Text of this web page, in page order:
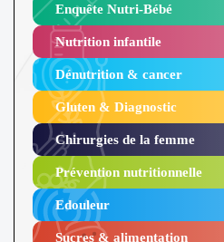
Enquête Nutri-Bébé ​
Nutrition infantile
Dénutrition & cancer
Gluten & Diagnostic
Chirurgies de la femme
Prévention nutritionnelle
Edouleur​
Sucres & alimentation​